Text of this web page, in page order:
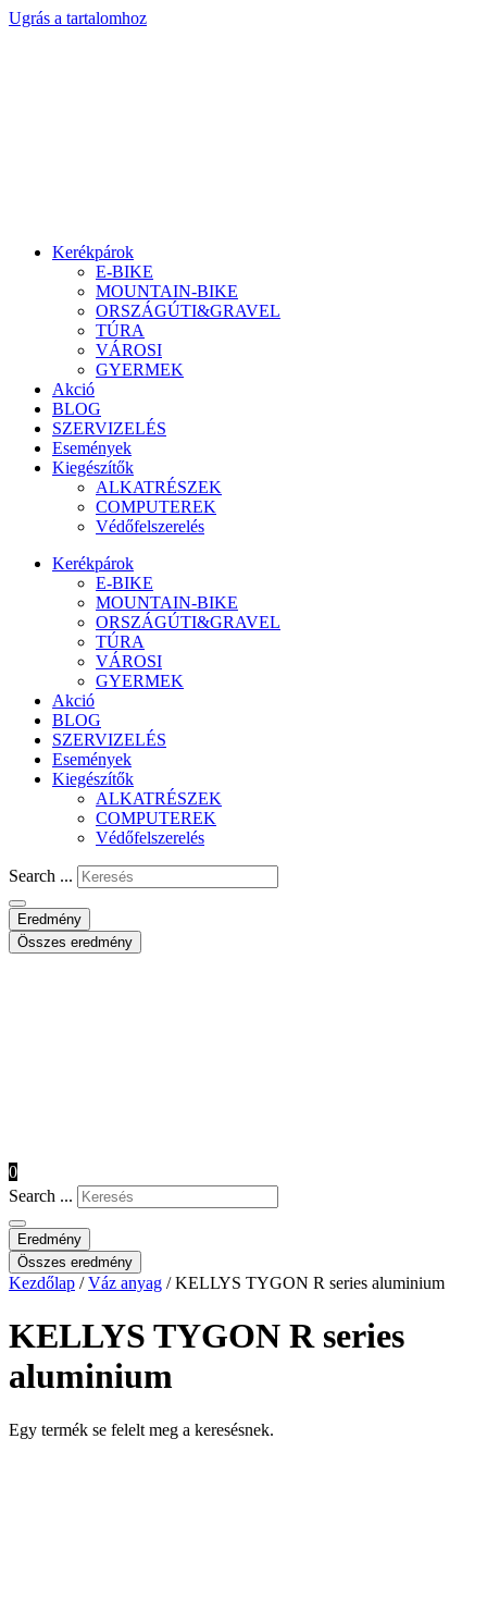
Ugrás a tartalomhoz
Kerékpárok
E-BIKE
MOUNTAIN-BIKE
ORSZÁGÚTI&GRAVEL
TÚRA
VÁROSI
GYERMEK
Akció
BLOG
SZERVIZELÉS
Események
Kiegészítők
ALKATRÉSZEK
COMPUTEREK
Védőfelszerelés
Kerékpárok
E-BIKE
MOUNTAIN-BIKE
ORSZÁGÚTI&GRAVEL
TÚRA
VÁROSI
GYERMEK
Akció
BLOG
SZERVIZELÉS
Események
Kiegészítők
ALKATRÉSZEK
COMPUTEREK
Védőfelszerelés
Search ...
Eredmény
Összes eredmény
0
Search ...
Eredmény
Összes eredmény
Kezdőlap /Váz anyag / KELLYS TYGON R series aluminium
KELLYS TYGON R series
aluminium
Egy termék se felelt meg a keresésnek.